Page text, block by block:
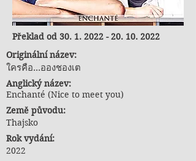
Překlad od 30. 1. 2022 - 20. 10. 2022
Originální název:
ใครคือ...อองชองเต
Anglický název:
Enchanté (Nice to meet you)
Země původu:
Thajsko
Rok vydání:
2022